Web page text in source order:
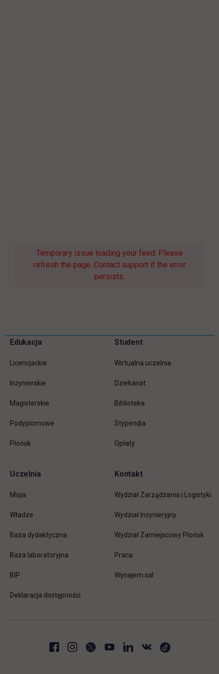
Temporary issue loading your feed. Please
refresh the page. Contact support if the error
persists.
Pomiń
Informacje w stopce
Edukacja
Licencjackie
Inżynierskie
Magisterskie
Podyplomowe
Płońsk
Student
Wirtualna uczelnia
Dziekanat
Biblioteka
Stypendia
Opłaty
Uczelnia
Misja
Władze
Baza dydaktyczna
Baza laboratoryjna
BIP
Deklaracja dostępności
Kontakt
Wydział Zarządzania i Logistyki
Wydział Inżynieryjny
Wydział Zamiejscowy Płońsk
Praca
Wynajem sal